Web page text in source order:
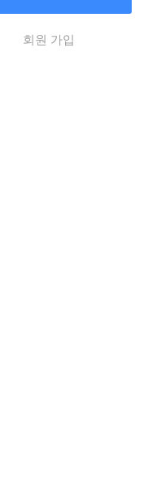
회원 가입